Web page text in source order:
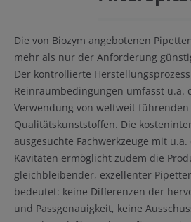
Die von Biozym angebotenen
mehr als nur der Anforderung
Der kontrollierte
Reinraumbedingungen umfasst u.a.
Verwendung von weltweit führenden
Qualitätskunststoffen. Die
ausgesuchte Fachwerkzeuge mit
Kavitäten ermöglicht zudem die
gleichbleibender, exzellenter
bedeutet: keine Differenzen der
und Passgenauigkeit, keine